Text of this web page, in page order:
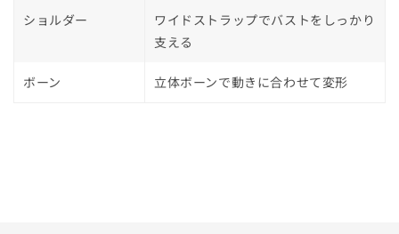
ショルダー
ワイドストラップでバストをしっかり
支える
ボーン 立体ボーンで動きに合わせて変形